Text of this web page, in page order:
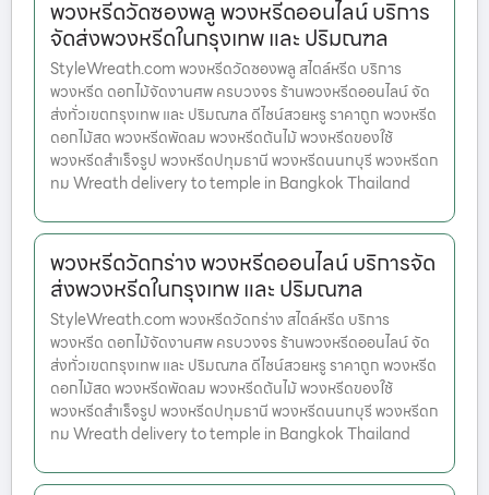
พวงหรีดวัดซองพลู พวงหรีดออนไลน์ บริการ
จัดส่งพวงหรีดในกรุงเทพ และ ปริมณฑล
StyleWreath.com พวงหรีดวัดซองพลู สไตล์หรีด บริการ
พวงหรีด ดอกไม้จัดงานศพ ครบวงจร ร้านพวงหรีดออนไลน์ จัด
ส่งทั่วเขตกรุงเทพ และ ปริมณฑล ดีไซน์สวยหรู ราคาถูก พวงหรีด
ดอกไม้สด พวงหรีดพัดลม พวงหรีดต้นไม้ พวงหรีดของใช้
พวงหรีดสำเร็จรูป พวงหรีดปทุมธานี พวงหรีดนนทบุรี พวงหรีดก
ทม Wreath delivery to temple in Bangkok Thailand
พวงหรีดวัดกร่าง พวงหรีดออนไลน์ บริการจัด
ส่งพวงหรีดในกรุงเทพ และ ปริมณฑล
StyleWreath.com พวงหรีดวัดกร่าง สไตล์หรีด บริการ
พวงหรีด ดอกไม้จัดงานศพ ครบวงจร ร้านพวงหรีดออนไลน์ จัด
ส่งทั่วเขตกรุงเทพ และ ปริมณฑล ดีไซน์สวยหรู ราคาถูก พวงหรีด
ดอกไม้สด พวงหรีดพัดลม พวงหรีดต้นไม้ พวงหรีดของใช้
พวงหรีดสำเร็จรูป พวงหรีดปทุมธานี พวงหรีดนนทบุรี พวงหรีดก
ทม Wreath delivery to temple in Bangkok Thailand